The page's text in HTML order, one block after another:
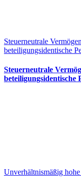
Steuerneutrale
beteiligungsidentische
Steuerneutrale
beteiligungsidentische
Unverhältnismäßig